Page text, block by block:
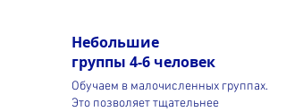
Небольшие
группы 4-6 человек
Обучаем в малочисленных группах.
Это позволяет тщательнее